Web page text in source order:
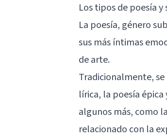
Los tipos de poesía
La poesía, género
sus más íntimas
dearte.
Tradicionalmente,
lírica, la poesía
algunos más, como
relacionado con la